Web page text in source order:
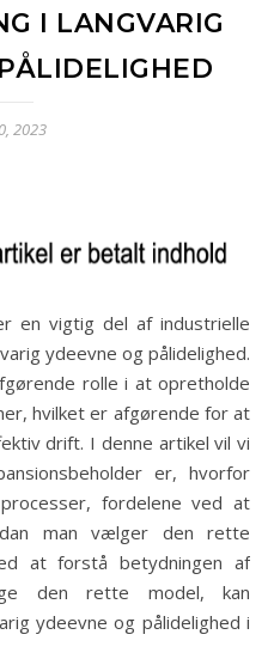
I LANGVARIG
2023
ydeevne og pålidelighed.
rolle i at opretholde
hvilket er afgørende for at
drift. I denne artikel vil vi
er, hvorfor
fordelene ved at
man vælger den rette
at forstå betydningen af
den rette model, kan
ydeevne og pålidelighed i